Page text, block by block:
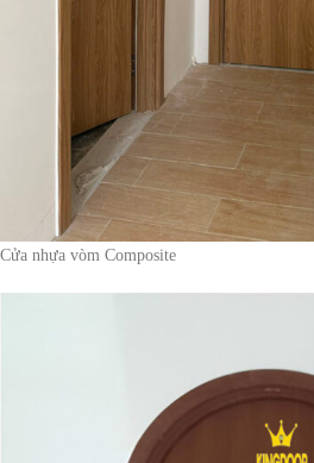
Cửa nhựa vòm Composite